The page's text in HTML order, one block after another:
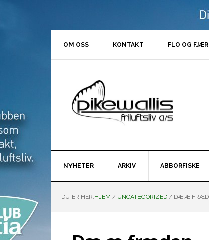
OM OSS KONTAKT FLO OG
NYHETER ARKIV ABBORFISKE
DU ER HER:HJEM / UNCATEGORIZED / DÆ Æ